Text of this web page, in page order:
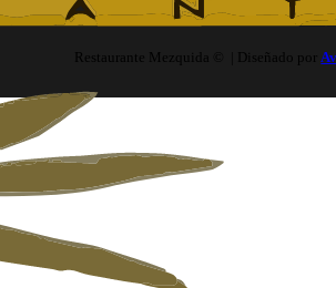
Restaurante Mezquida © | Diseñado por